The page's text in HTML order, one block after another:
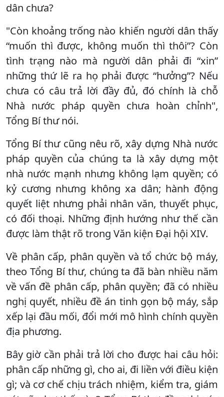
dân chưa?
"Còn khoảng trống nào khiến người dân thấy
“muốn thì được, không muốn thì thôi”? Còn
tình trạng nào mà người dân phải đi “xin”
những thứ lẽ ra họ phải được “hưởng”? Nếu
chưa có câu trả lời đầy đủ, đó chính là chỗ
Nhà nước pháp quyền chưa hoàn chỉnh",
Tổng Bí thư nói.
Tổng Bí thư cũng nêu rõ, xây dựng Nhà nước
pháp quyền của chúng ta là xây dựng một
nhà nước mạnh nhưng không lạm quyền; có
kỷ cương nhưng không xa dân; hành động
quyết liệt nhưng phải nhân văn, thuyết phục,
có đối thoại. Những định hướng như thế cần
được làm thật rõ trong Văn kiện Đại hội XIV.
Về phân cấp, phân quyền và tổ chức bộ máy,
theo Tổng Bí thư, chúng ta đã bàn nhiều năm
về vấn đề phân cấp, phân quyền; đã có nhiều
nghị quyết, nhiều đề án tinh gọn bộ máy, sắp
xếp lại đầu mối, đổi mới mô hình chính quyền
địa phương.
Bây giờ cần phải trả lời cho được hai câu hỏi:
phân cấp những gì, cho ai, đi liền với điều kiện
gì; và cơ chế chịu trách nhiệm, kiểm tra, giám